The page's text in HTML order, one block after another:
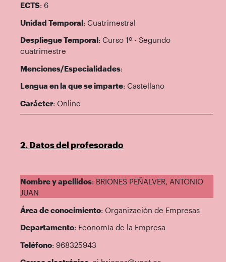
ECTS: 6
Unidad Temporal: Cuatrimestral
Despliegue Temporal: Curso 1º - Segundo
cuatrimestre
Menciones/Especialidades:
Lengua en la que se imparte: Castellano
Carácter: Online
2. Datos del profesorado
Nombre y apellidos: BRIONES PEÑALVER, ANTONIO
JUAN
Área de conocimiento: Organización de Empresas
Departamento: Economía de la Empresa
Teléfono: 968325943